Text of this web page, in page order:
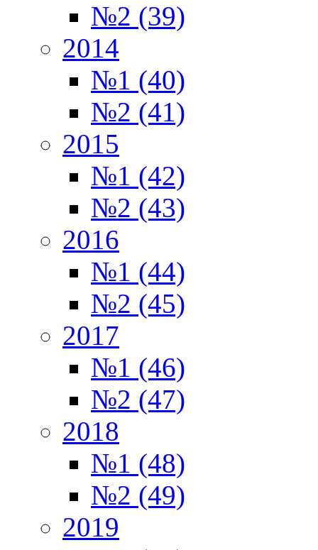
№2 (39)
2014
№1 (40)
№2 (41)
2015
№1 (42)
№2 (43)
2016
№1 (44)
№2 (45)
2017
№1 (46)
№2 (47)
2018
№1 (48)
№2 (49)
2019